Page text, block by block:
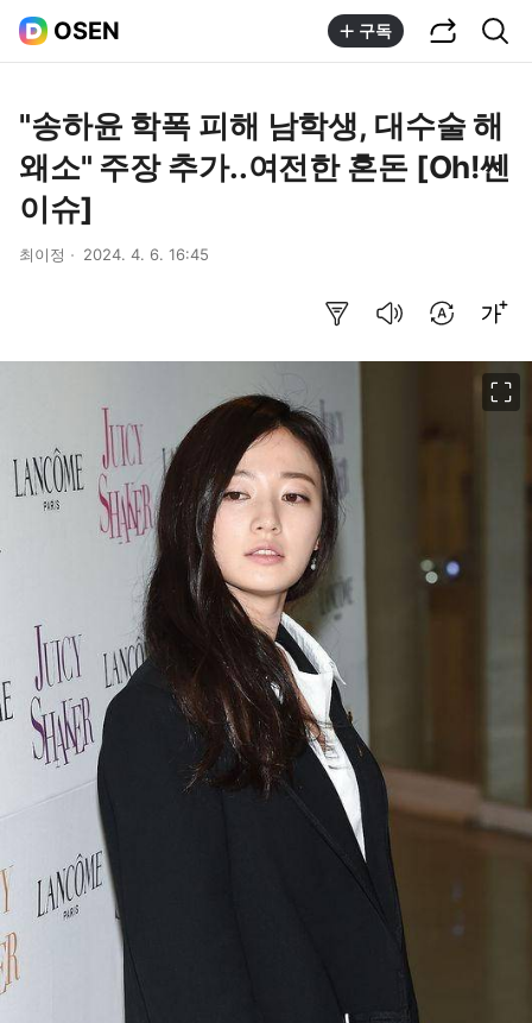
OSEN 구독
"송하윤 학폭 피해 남학생, 대수술 해
왜소" 주장 추가..여전한 혼돈 [Oh!쎈
이슈]
최이정 2024. 4. 6. 16:45